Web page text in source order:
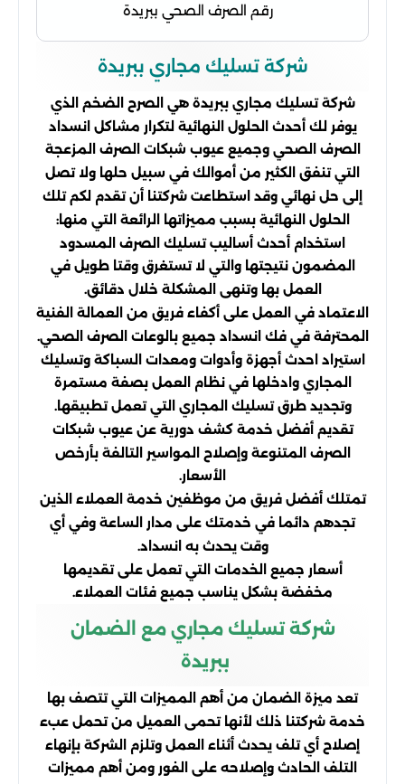
رقم الصرف الصحي ببريدة
شركة تسليك مجاري ببريدة
شركة تسليك مجاري ببريدة هي الصرح الضخم الذي
يوفر لك أحدث الحلول النهائية لتكرار مشاكل انسداد
الصرف الصحي وجميع عيوب شبكات الصرف المزعجة
التي تنفق الكثير من أموالك في سبيل حلها ولا تصل
إلى حل نهائي وقد استطاعت شركتنا أن تقدم لكم تلك
الحلول النهائية بسبب مميزاتها الرائعة التي منها:
استخدام أحدث أساليب تسليك الصرف المسدود
المضمون نتيجتها والتي لا تستغرق وقتا طويل في
العمل بها وتنهى المشكلة خلال دقائق.
الاعتماد في العمل على أكفاء فريق من العمالة الفنية
المحترفة في فك انسداد جميع بالوعات الصرف الصحي.
استيراد احدث أجهزة وأدوات ومعدات السباكة وتسليك
المجاري وادخلها في نظام العمل بصفة مستمرة
وتجديد طرق تسليك المجاري التي تعمل تطبيقها.
تقديم أفضل خدمة كشف دورية عن عيوب شبكات
الصرف المتنوعة وإصلاح المواسير التالفة بأرخص
الأسعار.
تمتلك أفضل فريق من موظفين خدمة العملاء الذين
تجدهم دائما في خدمتك على مدار الساعة وفي أي
وقت يحدث به انسداد.
أسعار جميع الخدمات التي تعمل على تقديمها
مخفضة بشكل يناسب جميع فئات العملاء.
شركة تسليك مجاري مع الضمان
ببريدة
تعد ميزة الضمان من أهم المميزات التي تتصف بها
خدمة شركتنا ذلك لأنها تحمى العميل من تحمل عبء
إصلاح أي تلف يحدث أثناء العمل وتلزم الشركة بإنهاء
التلف الحادث وإصلاحه على الفور ومن أهم مميزات